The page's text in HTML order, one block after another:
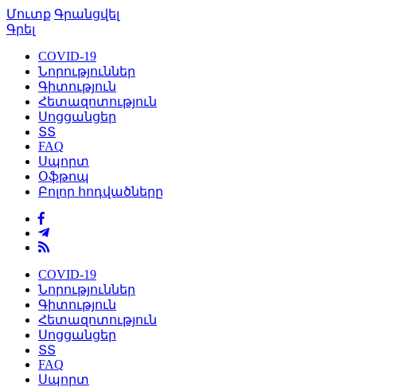
Մուտք Գրանցվել
Գրել
COVID-19
Նորություններ
Գիտություն
Հետազոտություն
Սոցցանցեր
ՏՏ
FAQ
Սպորտ
Օֆթոպ
Բոլոր հոդվածները
COVID-19
Նորություններ
Գիտություն
Հետազոտություն
Սոցցանցեր
ՏՏ
FAQ
Սպորտ